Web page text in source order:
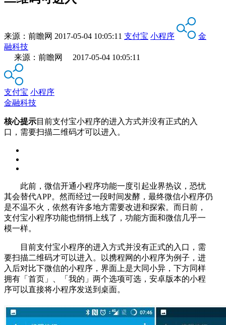
来源： 前瞻网 2017-05-04 10:05:11 支付宝 小程序
金
融科技
来源：前瞻网 2017-05-04 10:05:11
支付宝 小程序
金融科技
核心提示目前支付宝小程序的进入方式并没有正式的入
口，需要扫描二维码才可以进入。
此前，微信开通小程序功能一度引起业界热议，恐忧
其会替代APP。然而经过一段时间发酵，最终微信小程序仍
是不温不火，依然有许多地方需要改进和探索。而日前，
支付宝小程序功能也悄悄上线了，功能方面和微信几乎一
模一样。
目前支付宝小程序的进入方式并没有正式的入口，需
要扫描二维码才可以进入。以携程网的小程序为例子，进
入后对比下微信的小程序，界面上是大同小异，下方同样
拥有「首页」、「我的」两个选项可选，安卓版本的小程
序可以直接将小程序发送到桌面。